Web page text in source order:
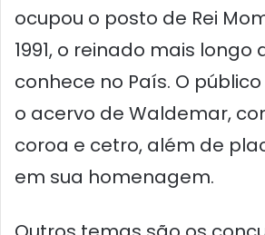
ocupou o posto de Rei
1991, o reinado mais longo
conhece no País. O
o acervo de Waldemar,
coroa e cetro, além de
em sua homenagem.